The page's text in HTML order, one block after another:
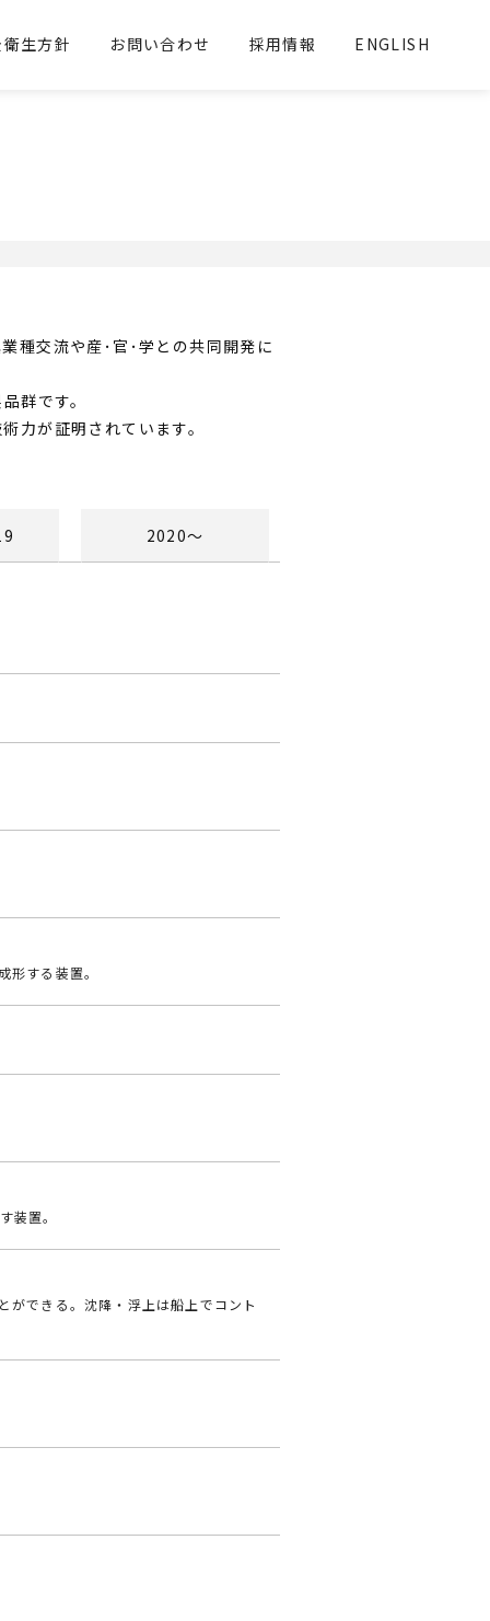
生方針 お問い合わせ 採用情報 ENGLISH
種交流や産･官･学との共同開発に
群です。
力が証明されています。
2020〜
する装置。
装置。
できる。沈降・浮上は船上でコント